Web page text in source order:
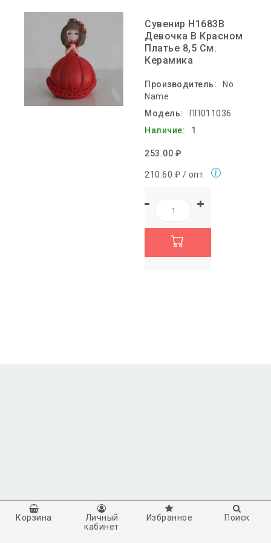
Сувенир H1683B
Девочка В Красном
Платье 8,5 См.
Керамика
Производитель:
No
Name
Модель:
ПП011036
Наличие:
1
253.00 ₽
210.60 ₽ / опт.
Корзина
Личный
кабинет
Избранное Поиск